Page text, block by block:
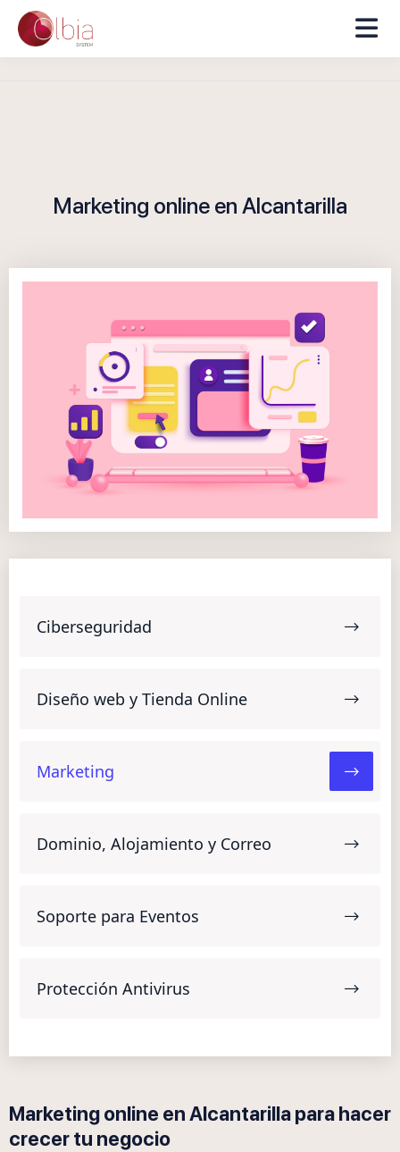
Marketing online en Alcantarilla
Ciberseguridad
Diseño web y Tienda Online
Marketing
Dominio, Alojamiento y Correo
Soporte para Eventos
Protección Antivirus
Marketing online en Alcantarilla para hacer
crecer tu negocio